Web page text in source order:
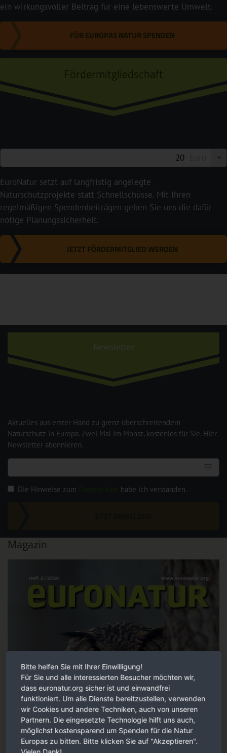
ein wirkungsvoller Beitrag für eine lebenswerte Umwelt.
FÜR EUROPAS NATUR SPENDEN
Fördermitgliedschaft
EuroNatur setzt auf langfristig angelegte
Naturschutzprojekte statt Schnellschüsse. Mit Ihren
regelmäßigen Spendenbeiträgen geben Sie uns die dafür
nötige Planungssicherheit.
JETZT FÖRDERMITGLIED WERDEN
Newsletter
Aktuelles aus erster Hand zu grenz-überschreitendem
Naturschutz in Europa. Zwei Mal im Monat, kostenlos für Sie. Hier
Newsletter abonnieren.
Die Hinweise zum habe ich verstanden.
Magazin
Bitte helfen Sie mit Ihrer Einwilligung!
Für Sie und alle interessierten Besucher möchten wir,
dass euronatur.org sicher ist und einwandfrei
funktioniert. Um alle Dienste bereitzustellen, verwenden
wir Cookies und andere Techniken, auch von unseren
Partnern. Die eingesetzte Technologie hilft uns auch,
möglichst kostensparend um Spenden für die Natur
Europas zu bitten. Bitte klicken Sie auf "Akzeptieren".